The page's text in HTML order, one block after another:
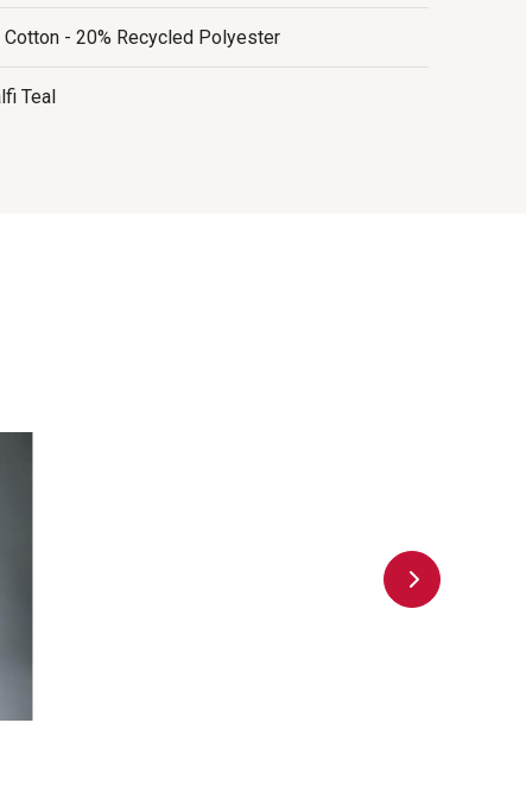
Cotton - 20% Recycled Polyester
Teal